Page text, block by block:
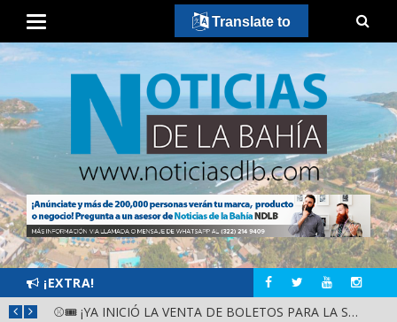
¡EXTRA!
⚾🎟️ ¡YA INICIÓ LA VENTA DE BOLETOS PARA LA SERIE DEL CARIBE KIDS NAYARIT 2026!
Translate to